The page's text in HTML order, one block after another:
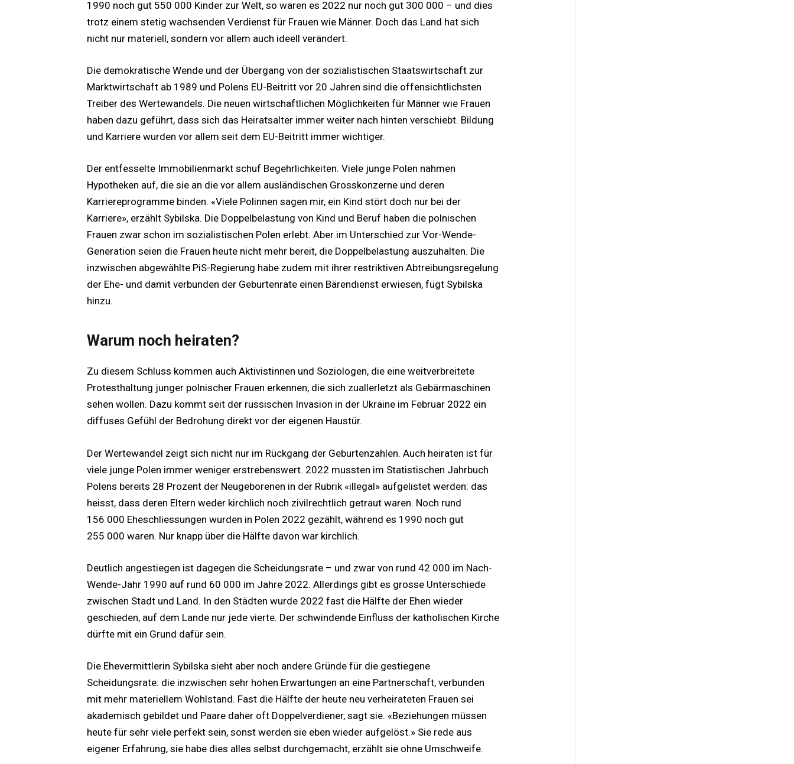
1990 noch gut 550 000 Kinder zur Welt, so waren es 2022 nur noch gut 300 000 – und dies
trotz einem stetig wachsenden Verdienst für Frauen wie Männer. Doch das Land hat sich
nicht nur materiell, sondern vor allem auch ideell verändert.
Die demokratische Wende und der Übergang von der sozialistischen Staatswirtschaft zur
Marktwirtschaft ab 1989 und Polens EU-Beitritt vor 20 Jahren sind die offensichtlichsten
Treiber des Wertewandels. Die neuen wirtschaftlichen Möglichkeiten für Männer wie Frauen
haben dazu geführt, dass sich das Heiratsalter immer weiter nach hinten verschiebt. Bildung
und Karriere wurden vor allem seit dem EU-Beitritt immer wichtiger.
Der entfesselte Immobilienmarkt schuf Begehrlichkeiten. Viele junge Polen nahmen
Hypotheken auf, die sie an die vor allem ausländischen Grosskonzerne und deren
Karriereprogramme binden. «Viele Polinnen sagen mir, ein Kind stört doch nur bei der
Karriere», erzählt Sybilska. Die Doppelbelastung von Kind und Beruf haben die polnischen
Frauen zwar schon im sozialistischen Polen erlebt. Aber im Unterschied zur Vor-Wende-
Generation seien die Frauen heute nicht mehr bereit, die Doppelbelastung auszuhalten. Die
inzwischen abgewählte PiS-Regierung habe zudem mit ihrer restriktiven Abtreibungsregelung
der Ehe- und damit verbunden der Geburtenrate einen Bärendienst erwiesen, fügt Sybilska
hinzu.
Warum noch heiraten?
Zu diesem Schluss kommen auch Aktivistinnen und Soziologen, die eine weitverbreitete
Protesthaltung junger polnischer Frauen erkennen, die sich zuallerletzt als Gebärmaschinen
sehen wollen. Dazu kommt seit der russischen Invasion in der Ukraine im Februar 2022 ein
diffuses Gefühl der Bedrohung direkt vor der eigenen Haustür.
Der Wertewandel zeigt sich nicht nur im Rückgang der Geburtenzahlen. Auch heiraten ist für
viele junge Polen immer weniger erstrebenswert. 2022 mussten im Statistischen Jahrbuch
Polens bereits 28 Prozent der Neugeborenen in der Rubrik «illegal» aufgelistet werden: das
heisst, dass deren Eltern weder kirchlich noch zivilrechtlich getraut waren. Noch rund
156 000 Eheschliessungen wurden in Polen 2022 gezählt, während es 1990 noch gut
255 000 waren. Nur knapp über die Hälfte davon war kirchlich.
Deutlich angestiegen ist dagegen die Scheidungsrate – und zwar von rund 42 000 im Nach-
Wende-Jahr 1990 auf rund 60 000 im Jahre 2022. Allerdings gibt es grosse Unterschiede
zwischen Stadt und Land. In den Städten wurde 2022 fast die Hälfte der Ehen wieder
geschieden, auf dem Lande nur jede vierte. Der schwindende Einfluss der katholischen Kirche
dürfte mit ein Grund dafür sein.
Die Ehevermittlerin Sybilska sieht aber noch andere Gründe für die gestiegene
Scheidungsrate: die inzwischen sehr hohen Erwartungen an eine Partnerschaft, verbunden
mit mehr materiellem Wohlstand. Fast die Hälfte der heute neu verheirateten Frauen sei
akademisch gebildet und Paare daher oft Doppelverdiener, sagt sie. «Beziehungen müssen
heute für sehr viele perfekt sein, sonst werden sie eben wieder aufgelöst.» Sie rede aus
eigener Erfahrung, sie habe dies alles selbst durchgemacht, erzählt sie ohne Umschweife.